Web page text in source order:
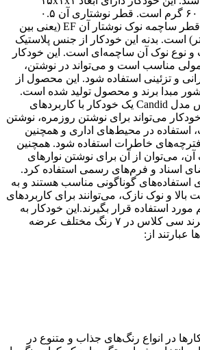
سانتی‌متر و وزن ۶۰ گرم است. قطر نوشتاری آن ۰.۵
میلی‌متر است و قطر ساچمه نوک نوشتار آن EF (یعنی بین
میلی‌متر) است. بدنه این خودکار از جنس پلاستیک
نوع نوک آن ساچمه‌ای است. این خودکار
مناسب است و می‌تواند در نوشتن،
و تزئینی استفاده شود. این محصول از
مبدا برند و محصول تولید شده است.
خودکار سی کلاس مدل Candid یک خودکار با کاربردهای
می‌تواند برای نوشتن روزمره، نوشتن
استفاده در محیط‌های اداری و همچنین
خاطرات استفاده شود. همچنین
آن، می‌توان از آن برای نوشتن نوارهای
اسناد و فرم‌های رسمی استفاده کرد.
استفاده‌های گوناگونی مناسب هستند و به
و نوک نازک، می‌توانند برای کاربردهای
استفاده قرار بگیرند.این خودکار به
نام "Candid" از برند سی کلاس در ۷ رنگ مختلف عرضه
عبارتند از:
در انواع رنگ‌های جذاب و متنوع در